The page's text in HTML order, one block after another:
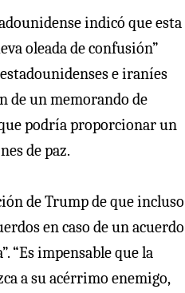
indicó que esta
oleada de confusión”
e iraníes
de un memorando de
podría proporcionar un
de paz.
de Trump de que incluso
en caso de un acuerdo
“Es impensable que la
a su acérrimo enemigo,